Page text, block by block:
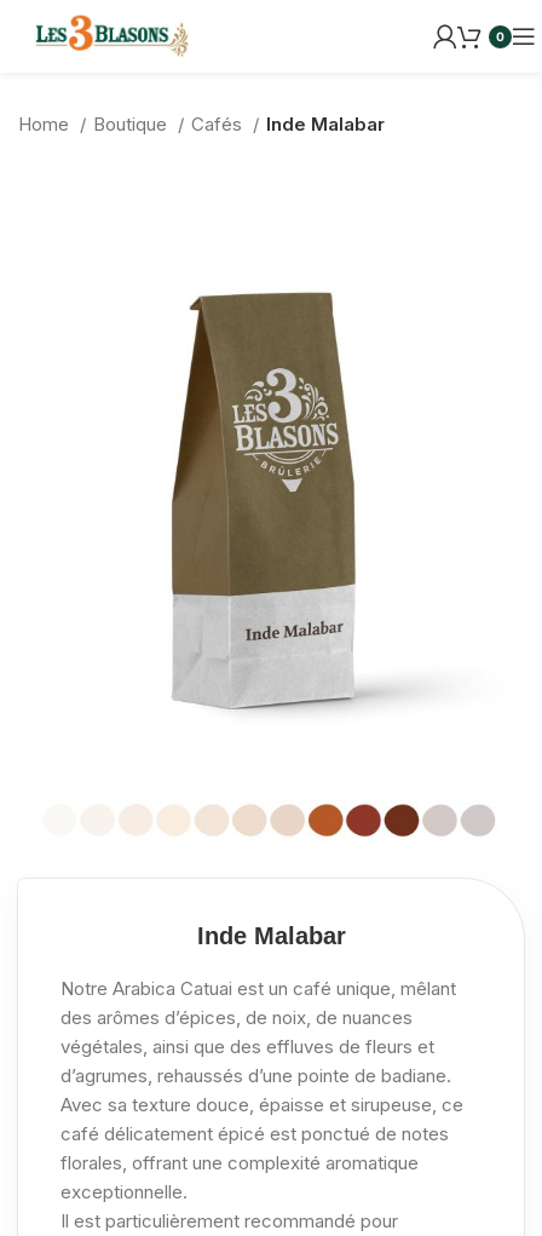
0
Home Boutique Cafés Inde Malabar
Inde Malabar
Notre Arabica Catuai est un café unique, mêlant
des arômes d’épices, de noix, de nuances
végétales, ainsi que des effluves de fleurs et
d’agrumes, rehaussés d’une pointe de badiane.
Avec sa texture douce, épaisse et sirupeuse, ce
café délicatement épicé est ponctué de notes
florales, offrant une complexité aromatique
exceptionnelle.
Il est particulièrement recommandé pour